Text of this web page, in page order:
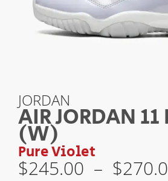
JORDAN
AIR JORDAN
(W)
Pure Violet
$245.00 – $